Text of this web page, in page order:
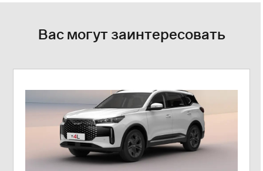
Вас могут заинтересовать